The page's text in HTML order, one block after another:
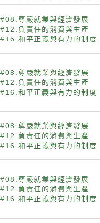
#08.尊嚴就業與經濟發展
#12.負責任的消費與生產
#16.和平正義與有力的制度
#08.尊嚴就業與經濟發展
#12.負責任的消費與生產
#16.和平正義與有力的制度
#08.尊嚴就業與經濟發展
#12.負責任的消費與生產
#16.和平正義與有力的制度
#08.尊嚴就業與經濟發展
#12.負責任的消費與生產
#16.和平正義與有力的制度